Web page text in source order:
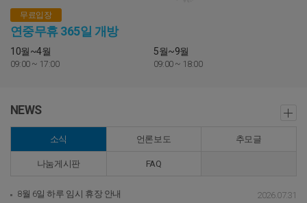
무료입장
연중무휴 365일 개방
10월~4월
09:00 ~ 17:00
5월~9월
09:00 ~ 18:00
NEWS
소식 언론보도 추모글
나눔게시판 FAQ
8월 6일 하루 임시 휴장 안내
2026.07.31